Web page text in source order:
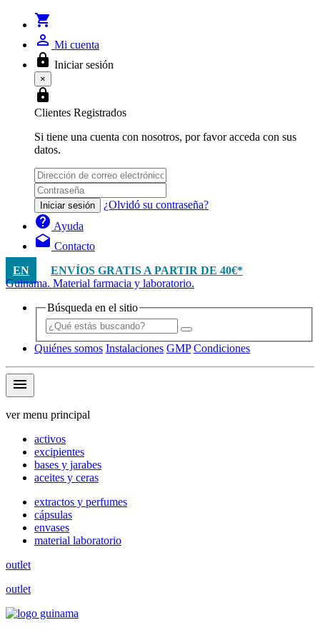
shopping_cart
person_outline Mi cuenta
lock Iniciar sesión
×
lock
Clientes Registrados
Si tiene una cuenta con nosotros, por favor acceda con sus
datos.
Iniciar sesión ¿Olvidó su contraseña?
help Ayuda
drafts Contacto
EN
ENVÍOS GRATIS A PARTIR DE 40€*
Guinama. Material farmacia y laboratorio.
Búsqueda en el sitio
Quiénes somos Instalaciones GMP Condiciones
menu
ver menu principal
activos
excipientes
bases y jarabes
aceites y ceras
extractos y perfumes
cápsulas
envases
material laboratorio
outlet
outlet